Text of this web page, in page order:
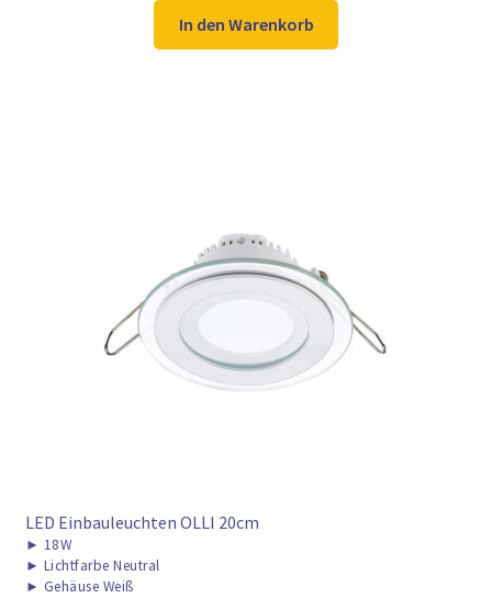
war:
39,98 €
ist:
29,97 €.
In den Warenkorb
LED Einbauleuchten OLLI 20cm
► 18W
► Lichtfarbe Neutral
► Gehäuse Weiß